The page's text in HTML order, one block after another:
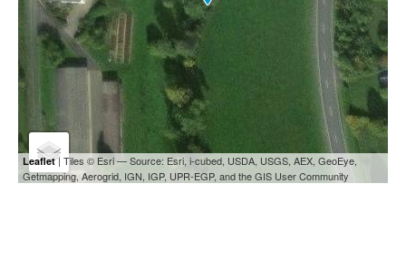
Leaflet| Tiles © Esri — Source: Esri, i-cubed, USDA, USGS, AEX, GeoEye,
Getmapping, Aerogrid, IGN, IGP, UPR-EGP, and the GIS User Community